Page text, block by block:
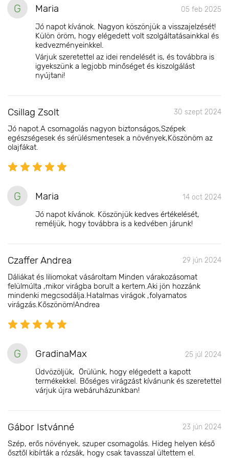
G Maria 05 feb 2025
Jó napot kívánok. Nagyon köszönjük a visszajelzését!
Külön öröm, hogy elégedett volt szolgáltatásainkkal és
kedvezményeinkkel.
Várjuk szeretettel az idei rendelését is, és továbbra is
igyekszünk a legjobb minőséget és kiszolgálást
nyújtani!
Csillag Zsolt 30 szept 2024
Jó napot.A csomagolás nagyon biztonságos,Szépek
egészségesek és sérülésmentesek a növények,Köszönöm az
olajfákat.
G Maria 14 oct 2024
Jó napot kívánok. Köszönjük kedves értékelését,
reméljük, hogy továbbra is a kedvében járunk!
Czaffer Andrea 29 jún 2024
Dáliákat és liliomokat vásároltam Minden várakozásomat
felülmúlta ,mikor virágba borult a kertem.Aki jön hozzánk
mindenki megcsodálja.Hatalmas virágok ,folyamatos
virágzás.Kőszönöm!Andrea
G GradinaMax 25 júl 2024
Üdvözöljük, Örülünk, hogy elégedett a kapott
termékekkel. Bőséges virágzást kívánunk és szeretettel
várjuk újra webáruházunkban!
Gábor Istvánné 23 jún 2024
Szép, erős növények, szuper csomagolás. Hideg helyen késő
ősztől kibírták a rózsák, hogy csak tavasszal ültettem el.